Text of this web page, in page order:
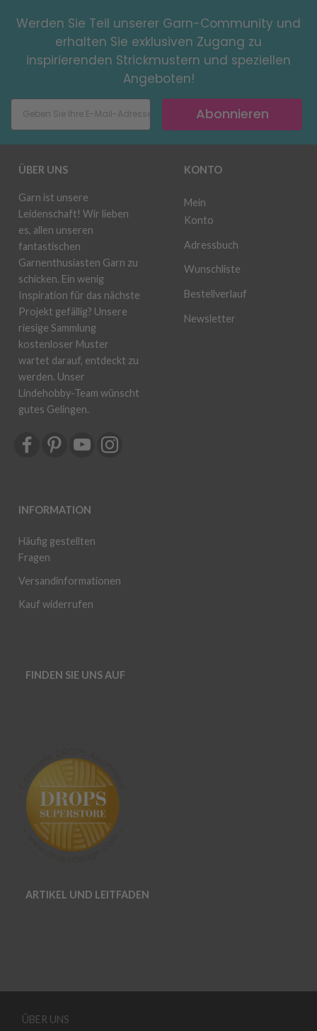
Werden Sie Teil unserer Garn-Community und
erhalten Sie exklusiven Zugang zu
inspirierenden Strickmustern und speziellen
Angeboten!
Abonnieren
ÜBER UNS
Garn ist unsere
Leidenschaft! Wir lieben
es, allen unseren
fantastischen
Garnenthusiasten Garn zu
schicken. Ein wenig
Inspiration für das nächste
Projekt gefällig? Unsere
riesige Sammlung
kostenloser Muster
wartet darauf, entdeckt zu
werden. Unser
Lindehobby-Team wünscht
gutes Gelingen.
INFORMATION
Häufig gestellten
Fragen
Versandinformationen
Kauf widerrufen
KONTO
Mein
Konto
Adressbuch
Wunschliste
Bestellverlauf
Newsletter
FINDEN SIE UNS AUF
ARTIKEL UND LEITFADEN
ÜBER UNS